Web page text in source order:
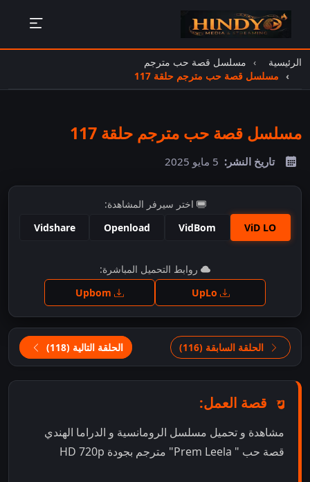
الرئيسية
مسلسل قصة حب مترجم
مسلسل قصة حب مترجم حلقة 117
مسلسل قصة حب مترجم حلقة 117
تاريخ النشر: 5 مايو 2025
اختر سيرفر المشاهدة:
ViD LO
VidBom
Openload
Vidshare
اضغط للمشاهدة
روابط التحميل المباشرة:
الحلقة السابقة (116) الحلقة التالية (118)
قصة العمل:
مشاهدة و تحميل مسلسل الرومانسية و الدراما الهندي
قصة حب " Prem Leela" مترجم بجودة HD 720p